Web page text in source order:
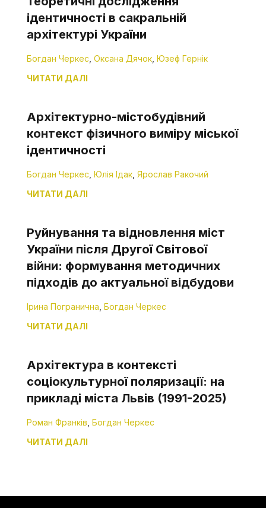
ідентичності в сакральній
архітектурі України
Богдан Черкес Оксана Дячок Юзеф Гернік
ЧИТАТИ ДАЛІ
Архітектурно-містобудівний
контекст фізичного виміру міської
ідентичності
Богдан Черкес Юлія Ідак Ярослав Ракочий
ЧИТАТИ ДАЛІ
Руйнування та відновлення міст
України після Другої Світової
війни: формування методичних
підходів до актуальної відбудови
Ірина Погранична Богдан Черкес
ЧИТАТИ ДАЛІ
Архітектура в контексті
соціокультурної поляризації: на
прикладі міста Львів (1991-2025)
Роман Франків Богдан Черкес
ЧИТАТИ ДАЛІ